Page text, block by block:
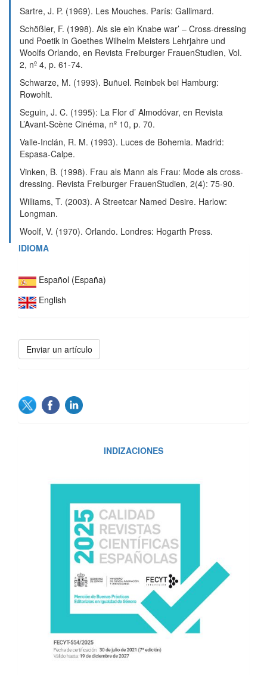
Sartre, J. P. (1969). Les Mouches. París: Gallimard.
Schößler, F. (1998). Als sie ein Knabe war’ – Cross-dressing
und Poetik in Goethes Wilhelm Meisters Lehrjahre und
Woolfs Orlando, en Revista Freiburger FrauenStudien, Vol.
2, nº 4, p. 61-74.
Schwarze, M. (1993). Buñuel. Reinbek bei Hamburg:
Rowohlt.
Seguin, J. C. (1995): La Flor d’ Almodóvar, en Revista
L’Avant-Scène Cinéma, nº 10, p. 70.
Valle-Inclán, R. M. (1993). Luces de Bohemia. Madrid:
Espasa-Calpe.
Vinken, B. (1998). Frau als Mann als Frau: Mode als cross-
dressing. Revista Freiburger FrauenStudien, 2(4): 75-90.
Williams, T. (2003). A Streetcar Named Desire. Harlow:
Longman.
Woolf, V. (1970). Orlando. Londres: Hogarth Press.
IDIOMA
Español (España)
English
Enviar
un
Enviar un artículo
INDIZACIONES